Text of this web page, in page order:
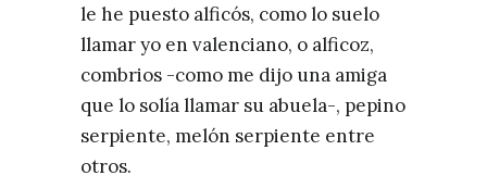
le he puesto alficós, como lo suelo
llamar yo en valenciano, o alficoz,
combrios -como me dijo una amiga
que lo solía llamar su abuela-, pepino
serpiente, melón serpiente entre
otros.⁣